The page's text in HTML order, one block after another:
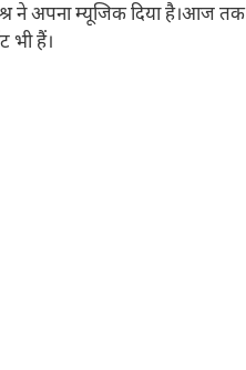
ने अपना म्यूजिक दिया है।आज तक
भी हैं।